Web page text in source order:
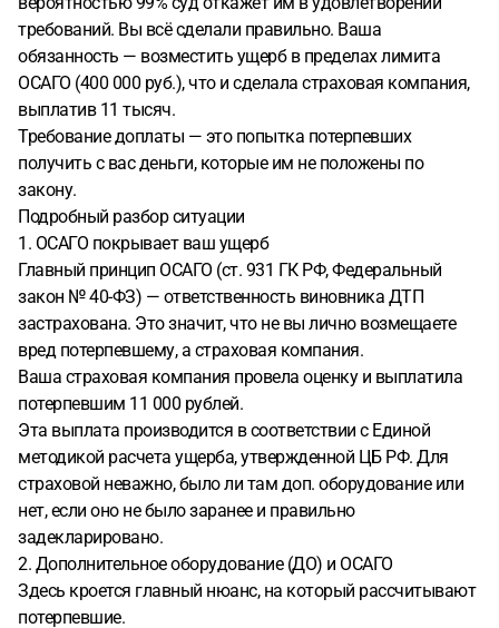
делать и стоит ли доводить до суда?
требований. Вы всё сделали правильно. Ваша
обязанность — возместить ущерб в пределах лимита
ОСАГО (400 000 руб.), что и сделала страховая компания,
выплатив 11 тысяч.
Требование доплаты — это попытка потерпевших
получить с вас деньги, которые им не положены по
закону.
Подробный разбор ситуации
1. ОСАГО покрывает ваш ущерб
Главный принцип ОСАГО (ст. 931 ГК РФ, Федеральный
закон № 40-ФЗ) — ответственность виновника ДТП
застрахована. Это значит, что не вы лично возмещаете
вред потерпевшему, а страховая компания.
Ваша страховая компания провела оценку и выплатила
потерпевшим 11 000 рублей.
Эта выплата производится в соответствии с Единой
методикой расчета ущерба, утвержденной ЦБ РФ. Для
страховой неважно, было ли там доп. оборудование или
нет, если оно не было заранее и правильно
задекларировано.
2. Дополнительное оборудование (ДО) и ОСАГО
Здесь кроется главный нюанс, на который рассчитывают
потерпевшие.